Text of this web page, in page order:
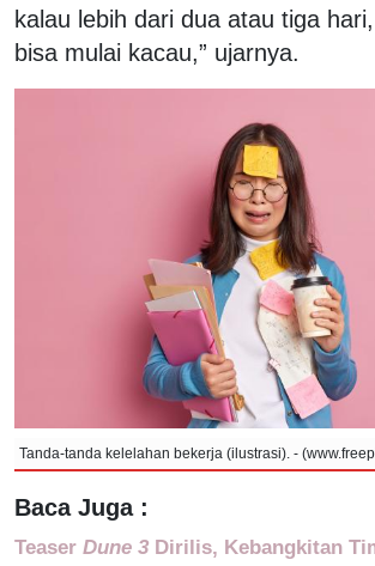
kalau lebih dari dua atau tiga
bisa mulai kacau,” ujarnya.
Tanda-tanda kelelahan bekerja (ilustrasi). -
Baca Juga :
Teaser Dune 3 Dirilis, Kebangkitan